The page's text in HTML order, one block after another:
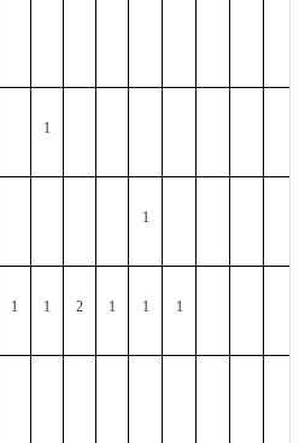
1
1
1 1 2 1 1 1